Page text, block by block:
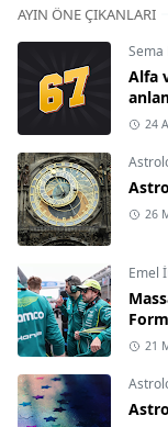
AYIN ÖNE ÇIKANLARI
Sema
Alfa
24
26
Emel
21